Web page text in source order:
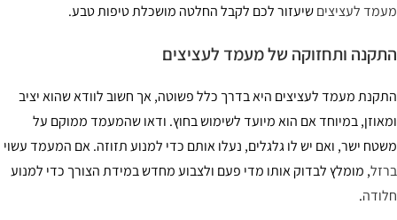
לעציציםשיעזור לכם לקבל החלטה מושכלת טיפות טבע.
ותחזוקה של מעמד לעציצים
מעמד לעציצים היא בדרך כלל פשוטה, אך חשוב לוודא שהוא יציב
במיוחד אם הוא מיועד לשימוש בחוץ. ודאו שהמעמד ממוקם על
ישר, ואם יש לו גלגלים, נעלו אותם כדי למנוע תזוזה. אם המעמד עשוי
, מומלץ לבדוק אותו מדי פעם ולצבוע מחדש במידת הצורך כדי למנוע
.